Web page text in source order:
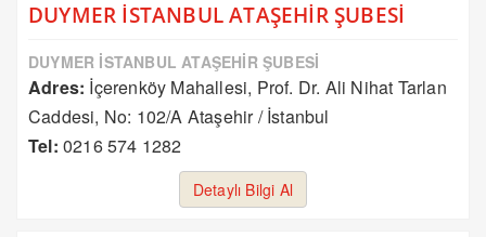
DUYMER İSTANBUL ATAŞEHİR ŞUBESİ
DUYMER İSTANBUL ATAŞEHİR ŞUBESİ
Adres: İçerenköy Mahallesi, Prof. Dr. Ali Nihat Tarlan
Caddesi, No: 102/A Ataşehir / İstanbul
Tel: 0216 574 1282
Detaylı Bilgi Al